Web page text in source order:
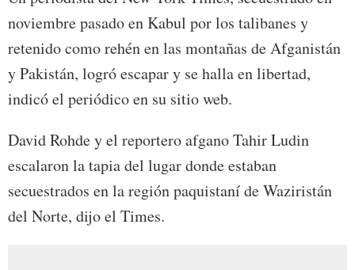
noviembre pasado en Kabul por los talibanes y
retenido como rehén en las montañas de Afganistán
y Pakistán, logró escapar y se halla en libertad,
indicó el periódico en su sitio web.
David Rohde y el reportero afgano Tahir Ludin
escalaron la tapia del lugar donde estaban
secuestrados en la región paquistaní de Waziristán
del Norte, dijo el Times.